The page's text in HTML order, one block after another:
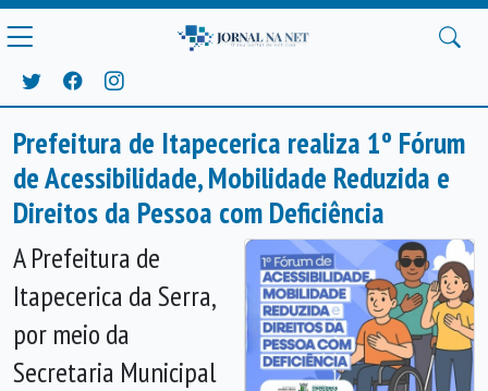
Prefeitura de Itapecerica realiza 1º Fórum
de Acessibilidade, Mobilidade Reduzida e
Direitos da Pessoa com Deficiência
A Prefeitura de
Itapecerica da Serra,
por meio da
Secretaria Municipal